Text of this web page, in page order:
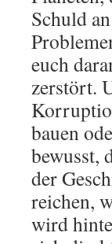
Schuld
euch
zerstört.
bauen
bewusst,
der
reichen,
wird